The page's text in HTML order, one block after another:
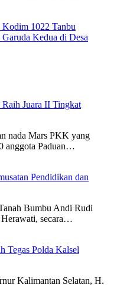
1022 Tanbu
Kedua di Desa
Juara II Tingkat
nada Mars PKK yang
anggota Paduan…
Pendidikan dan
Bumbu Andi Rudi
secara…
Tegas Polda Kalsel
Kalimantan Selatan, H.